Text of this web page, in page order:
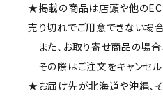
★掲載の商品は店頭や他のEC
売り切れでご用意できない場合
また、お取り寄せ商品の場
その際はご注文をキャンセル
★お届け先が北海道や沖縄、